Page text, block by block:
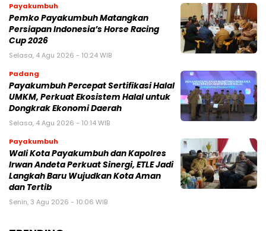
Payakumbuh
Pemko Payakumbuh Matangkan
Persiapan Indonesia’s Horse Racing
Cup 2026
Selasa, 4 Agu 2026 - 10:24 WIB
Padang
Payakumbuh Percepat Sertifikasi Halal
UMKM, Perkuat Ekosistem Halal untuk
Dongkrak Ekonomi Daerah
Selasa, 4 Agu 2026 - 10:14 WIB
Payakumbuh
Wali Kota Payakumbuh dan Kapolres
Irwan Andeta Perkuat Sinergi, ETLE Jadi
Langkah Baru Wujudkan Kota Aman
dan Tertib
Senin, 3 Agu 2026 - 10:06 WIB